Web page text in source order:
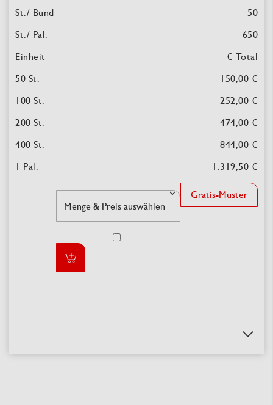
50
650
€ Total
150,00 €
252,00 €
474,00 €
844,00 €
1.319,50 €
Gratis-Muster